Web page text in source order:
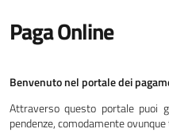
Paga Online
Benvenuto nel portale dei
Attraverso questo portale puoi
pendenze, comodamente